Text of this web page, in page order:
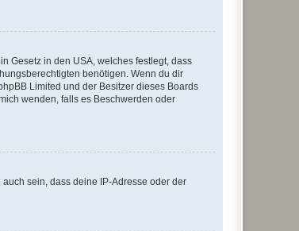
Gesetz in den USA, welches festlegt, dass
benötigen. Wenn du dir
Limited und der Besitzer dieses Boards
wenden, falls es Beschwerden oder
sein, dass deine IP-Adresse oder der